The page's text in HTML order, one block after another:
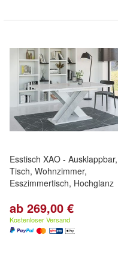
Esstisch XAO - Ausklappbar,
Tisch, Wohnzimmer,
Esszimmertisch, Hochglanz
ab 269,00 €
Kostenloser Versand